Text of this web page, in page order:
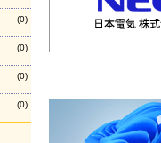
(0)
(0)
(0)
(0)